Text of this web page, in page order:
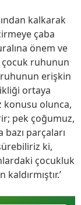
kalkarak
çaba
önem ve
çocuk ruhunun
ruhunun erişkin
ortaya
konusu olunca,
pek çoğumuz,
bazı parçaları
ki,
çocukluk